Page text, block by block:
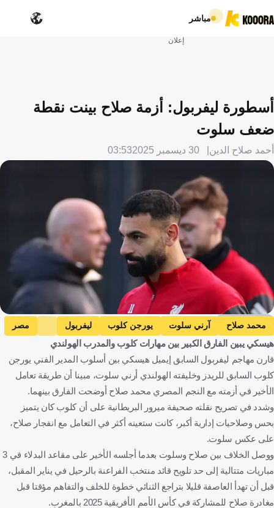
مباشر
إعلان
أسطورة ليفربول: أزمة صلاح بينت نقطة
ضعف سلوت
أحمد صلاح الدين 30 ديسمبر 2025 03:53
Getty Images
محمد صلاح آرني سلوت يورجن كلوب ليفربول
مصر
هولندا
ألمانيا إنجلترا كرة قدم
هيسكي يبين الفارق الكبير بين مهارات كلوب والمدرب الهولندي
قارن مهاجم ليفربول السابق إيميل هيسكي بين أسلوب المدير الفني يورجن
كلوب السابق للريدز وخليفته الهولندي أرني سلوت، مبينا أن طريقة تعامل
الأخير في أزمته مع النجم المصري محمد صلاح أوضحت الفارق بينهما.
وشدد في تصريح نقلته صحيفة ميرور البريطانية على أن كلوب كان يتميز
بحس وصلاحيات إدارية أكبر، كانت ستعينه أكثر في التعامل مع انفجار صلاح،
على عكس سلوت.
ووصل الخلاف بين صلاح وسلوت بعدما أجلسه الأخير على مقاعد البدلاء في 3
مباريات متتالية إلى حد تلويح قائد منتخب الفراعنة بالرحيل في يناير المقبل،
قبل أن تهدأ العاصفة قليلا بتراجع الثنائي خطوة للخلف والتفاهم مؤقتا قبل
مغادرة صلاح للمشاركة في كأس الأمم الأفريقية 2025 بالمغرب.